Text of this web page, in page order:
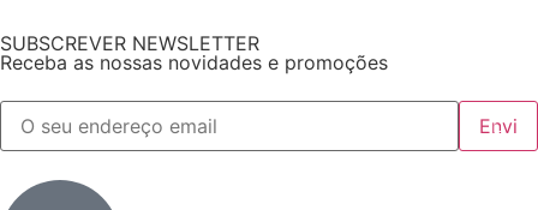
SUBSCREVER NEWSLETTER
Receba as nossas novidades e promoções